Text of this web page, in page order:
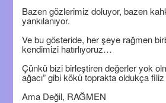
Bazen gözlerimiz doluyor, bazen
yankılanıyor.
Ve bu gösteride, her şeye rağmen
kendimizi hatırlıyoruz…
Çünkü bizi birleştiren değerler yok
ağacı” gibi kökü toprakta oldukça
Ama Değil, RAĞMEN